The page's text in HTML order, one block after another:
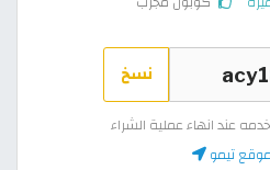
نسخ
عند انهاء عملية الشراء
موقع تيمو